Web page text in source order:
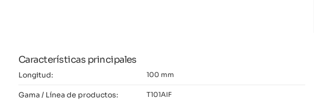
Características principales
Longitud: 100 mm
Gama / Línea de productos: T101AIF